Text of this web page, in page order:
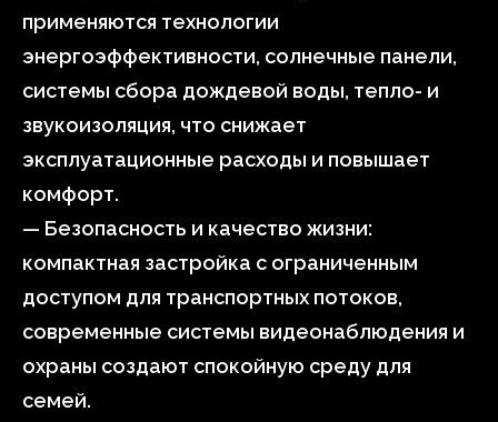
применяются технологии
энергоэффективности, солнечные панели,
системы сбора дождевой воды, тепло- и
звукоизоляция, что снижает
эксплуатационные расходы и повышает
комфорт.
— Безопасность и качество жизни:
компактная застройка с ограниченным
доступом для транспортных потоков,
современные системы видеонаблюдения и
охраны создают спокойную среду для
семей.